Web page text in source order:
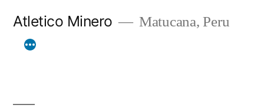
Atletico Minero Matucana, Peru